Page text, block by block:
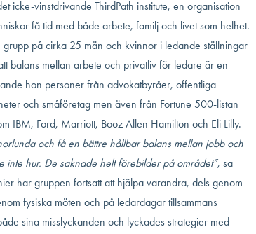
icke-vinstdrivande ThirdPath institute, en organisation
få tid med både arbete, familj och livet som helhet.
på cirka 25 män och kvinnor i ledande ställningar
balans mellan arbete och privatliv för ledare är en
hon personer från advokatbyråer, offentliga
och småföretag men även från Fortune 500-listan
IBM, Ford, Marriott, Booz Allen Hamilton och Eli Lilly.
och få en bättre hållbar balans mellan jobb och
inte hur. De saknade helt förebilder på området”, sa
har gruppen fortsatt att hjälpa varandra, dels genom
fysiska möten och på ledardagar tillsammans
sina misslyckanden och lyckades strategier med